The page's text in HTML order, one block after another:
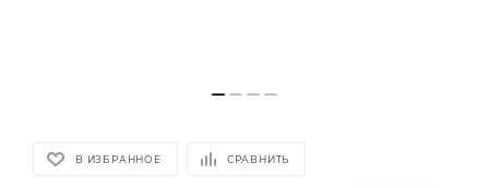
В ИЗБРАННОЕ СРАВНИТЬ